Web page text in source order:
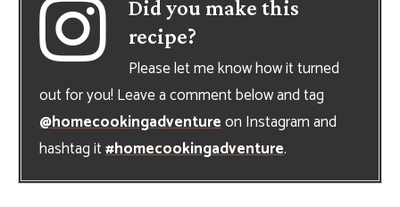
Did you make this
recipe?
Please let me know how it turned
out for you! Leave a comment below and tag
@homecookingadventureon Instagram and
hashtag it#homecookingadventure.